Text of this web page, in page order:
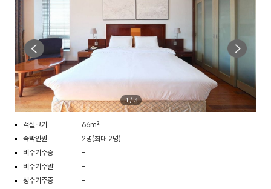
1/3
객실크기
66m²
숙박인원
2명(최대 2명)
비수기주중
-
비수기주말
-
성수기주중
-